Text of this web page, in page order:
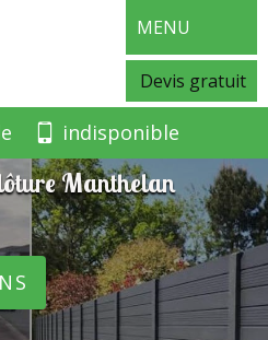
MENU
Devis gratuit
indisponible
Manthelan